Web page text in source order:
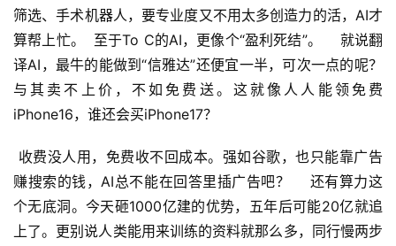
A
I
干
群
运
营
记
筛选、手术机器人，要专业度又不用太多创造力的活，AI才
算帮上忙。  至于To C的AI，更像个“盈利死结”。    就说翻
译AI，最牛的能做到“信雅达”还便宜一半，可次一点的呢？
与其卖不上价，不如免费送。这就像人人能领免费
iPhone16，谁还会买iPhone17？
收费没人用，免费收不回成本。强如谷歌，也只能靠广告
赚搜索的钱，AI总不能在回答里插广告吧？    还有算力这
个无底洞。今天砸1000亿建的优势，五年后可能20亿就追
上了。更别说人类能用来训练的资料就那么多，同行慢两步